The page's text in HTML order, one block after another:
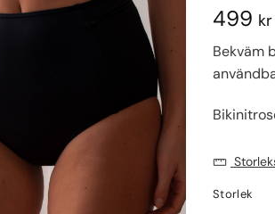
499 kr
Bekväm
Storlek